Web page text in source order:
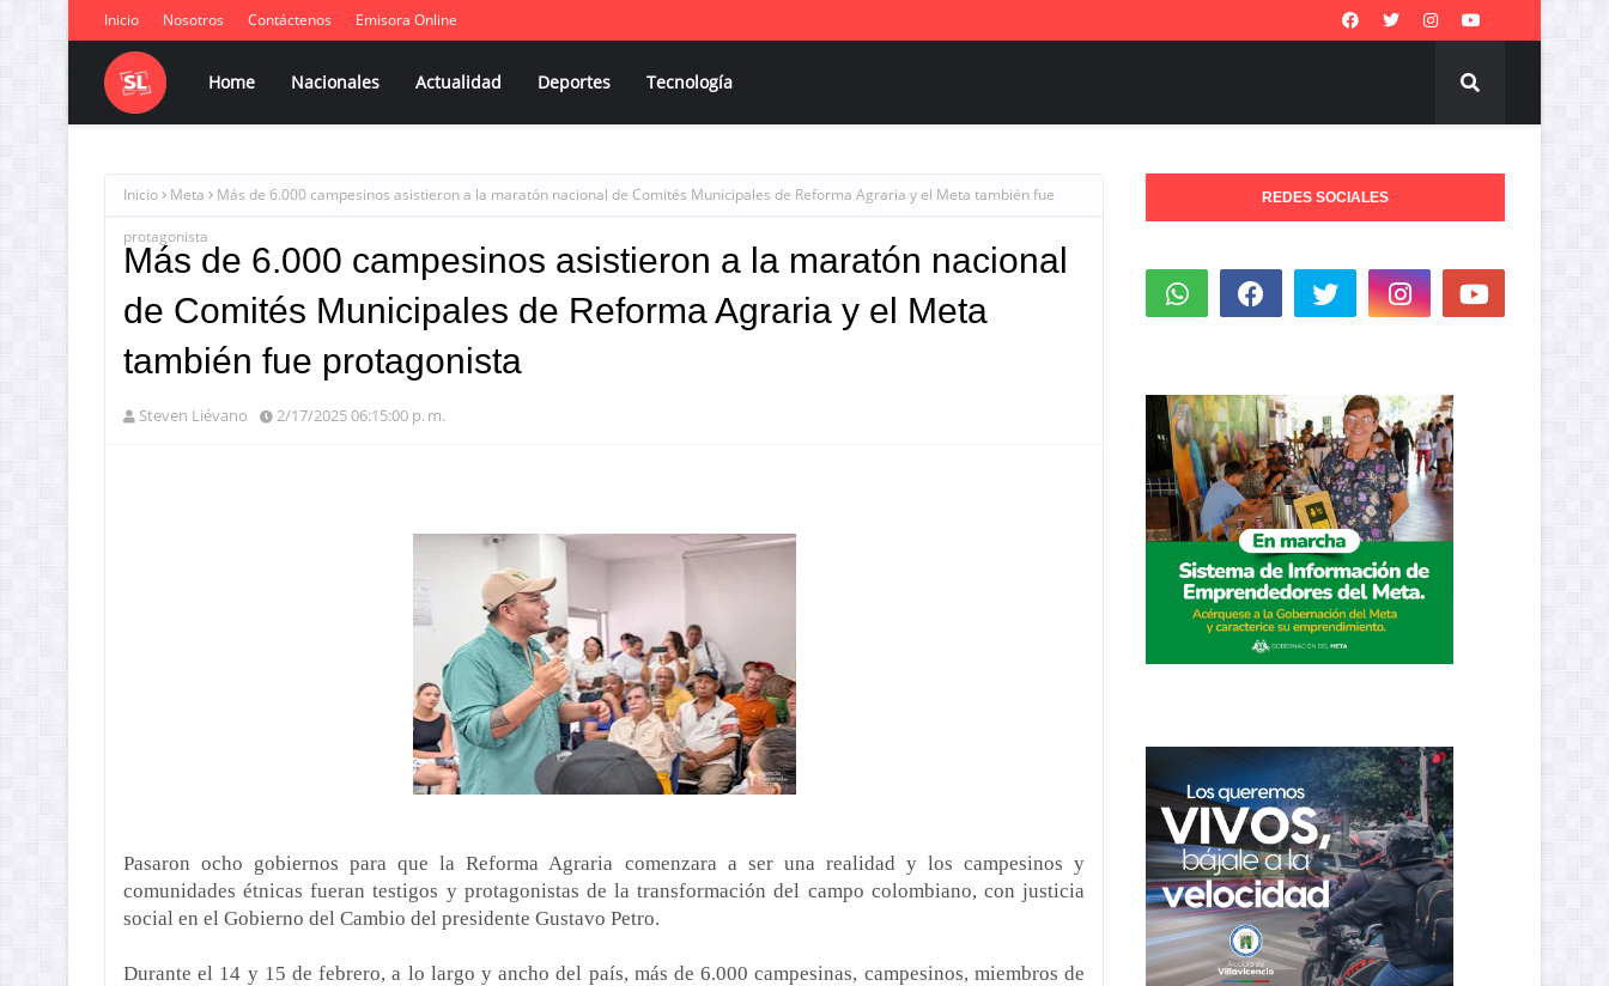
Inicio Nosotros Contáctenos Emisora Online
Home Nacionales Actualidad Deportes Tecnología
Inicio Meta Más de 6.000 campesinos asistieron a la maratón nacional de Comités Municipales de Reforma Agraria y el Meta también fue
protagonista
Más de 6.000 campesinos asistieron a la maratón nacional
de Comités Municipales de Reforma Agraria y el Meta
también fue protagonista
Steven Liévano 2/17/2025 06:15:00 p. m.
Pasaron ocho gobiernos para que la Reforma Agraria comenzara a ser una realidad y los campesinos y
comunidades étnicas fueran testigos y protagonistas de la transformación del campo colombiano, con justicia
social en el Gobierno del Cambio del presidente Gustavo Petro.
Durante el 14 y 15 de febrero, a lo largo y ancho del país, más de 6.000 campesinas, campesinos, miembros de
REDES SOCIALES